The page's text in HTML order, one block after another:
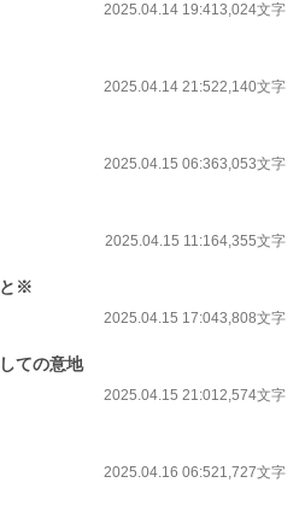
2025.04.14 19:413,024文字
2025.04.14 21:522,140文字
2025.04.15 06:363,053文字
2025.04.15 11:164,355文字
と※
2025.04.15 17:043,808文字
ての意地
2025.04.15 21:012,574文字
2025.04.16 06:521,727文字